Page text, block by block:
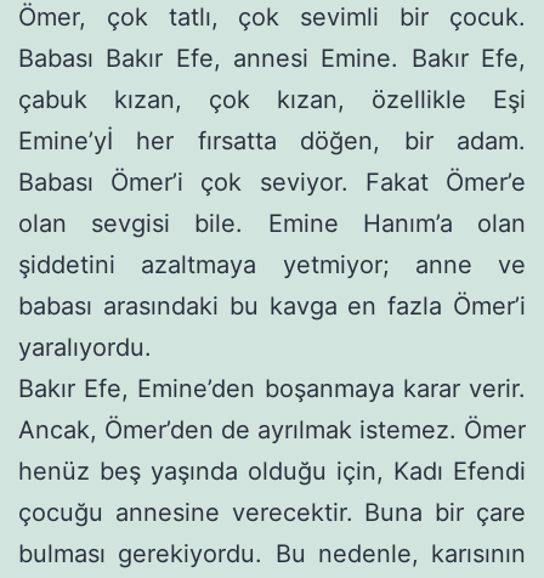
Ömer, çok tatlı, çok sevimli bir çocuk.
Babası Bakır Efe, anne­si Emine. Bakır Efe,
çabuk kızan, çok kızan, özellikle Eşi
Emine’yİ her fırsatta döğen, bir adam.
Babası Ömer’i çok seviyor. Fakat Ömer’e
olan sevgisi bile. Emine Hanım’a olan
şiddetini azaltmaya yetmiyor; anne ve
babası arasındaki bu kavga en fazla Ömer’i
yaralıyordu.
Bakır Efe, Emine’den boşanmaya karar verir.
Ancak, Ömer’den de ayrılmak istemez. Ömer
henüz beş yaşında olduğu için, Kadı Efendi
çocuğu annesine verecektir. Buna bir çare
bul­ması gerekiyordu. Bu nedenle, karısının